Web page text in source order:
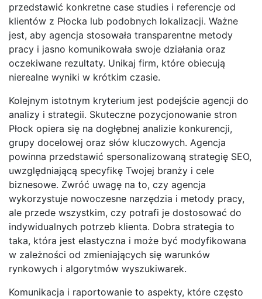
przedstawić konkretne case studies i referencje od
klientów z Płocka lub podobnych lokalizacji. Ważne
jest, aby agencja stosowała transparentne metody
pracy i jasno komunikowała swoje działania oraz
oczekiwane rezultaty. Unikaj firm, które obiecują
nierealne wyniki w krótkim czasie.
Kolejnym istotnym kryterium jest podejście agencji do
analizy i strategii. Skuteczne pozycjonowanie stron
Płock opiera się na dogłębnej analizie konkurencji,
grupy docelowej oraz słów kluczowych. Agencja
powinna przedstawić spersonalizowaną strategię SEO,
uwzględniającą specyfikę Twojej branży i cele
biznesowe. Zwróć uwagę na to, czy agencja
wykorzystuje nowoczesne narzędzia i metody pracy,
ale przede wszystkim, czy potrafi je dostosować do
indywidualnych potrzeb klienta. Dobra strategia to
taka, która jest elastyczna i może być modyfikowana
w zależności od zmieniających się warunków
rynkowych i algorytmów wyszukiwarek.
Komunikacja i raportowanie to aspekty, które często